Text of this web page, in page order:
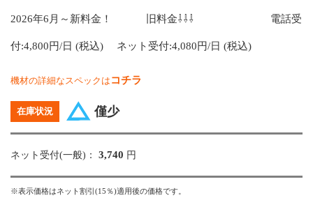
2026年6月～新料金！ 旧料金⇩⇩⇩ 電話受
付:4,800円/日 (税込) ネット受付:4,080円/日 (税込)
機材の詳細なスペックは コチラ
在庫状況 僅少
ネット受付(一般)： 3,740 円
※表示価格はネット割引(15％)適用後の価格です。